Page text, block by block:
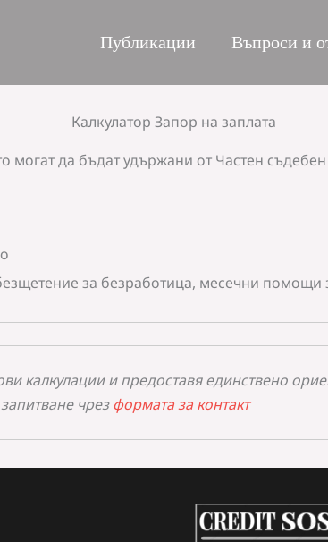
Публикации Въпроси и
Калкулатор Запор на заплата
могат да бъдат удържани от Частен
за безработица, месечни помощи
калкулации и предоставя единствено
чрезформата за контакт